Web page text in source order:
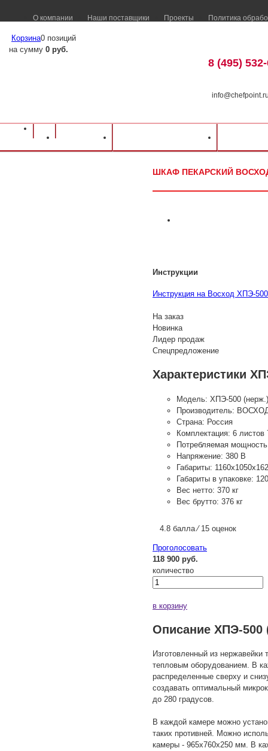
О компании Наши поставщики Проекты Политика
Корзина0 позиций
на сумму 0 руб.
8 (495)
Оборудование для ресторанов и кафе
ШКАФ ПЕКАРСКИЙ
Инструкции
Инструкция на Восход ХПЭ-
На заказ
Новинка
Лидер продаж
Спецпредложение
Характеристики
Модель: ХПЭ-500 (нерж.)
Производитель:
Страна: Россия
Комплектация: 6 листов
Потребляемая
Напряжение: 380 В
Габариты:
Габариты в упаковке:
Вес нетто: 370 кг
Вес брутто: 376 кг
4.8 балла ⁄ 15 оценок
Проголосовать
118 900 руб.
количество
в корзину
Описание ХПЭ-500
Изготовленный из
тепловым оборудованием. В
распределенные сверху и
создавать оптимальный
до 280 градусов.
В каждой камере можно
таких противней. Можно
камеры - 965х760х250 мм. В